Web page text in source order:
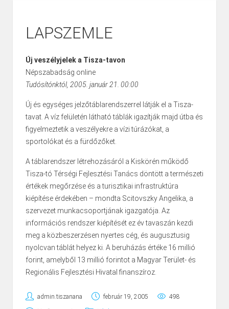
LAPSZEMLE
Új veszélyjelek a Tisza-tavon
Népszabadság online
Tudósítónktól, 2005. január 21. 00:00
Új és egységes jelzőtáblarendszerrel látják el a Tisza-
tavat. A víz felületén látható táblák igazítják majd útba és
figyelmeztetik a veszélyekre a vízi túrázókat, a
sportolókat és a fürdőzőket.
A táblarendszer létrehozásáról a Kiskörén működő
Tisza-tó Térségi Fejlesztési Tanács döntött a természeti
értékek megőrzése és a turisztikai infrastruktúra
kiépítése érdekében – mondta Scitovszky Angelika, a
szervezet munkacsoportjának igazgatója. Az
információs rendszer kiépítését ez év tavaszán kezdi
meg a közbeszerzésen nyertes cég, és augusztusig
nyolcvan táblát helyez ki. A beruházás értéke 16 millió
forint, amelyből 13 millió forintot a Magyar Terület- és
Regionális Fejlesztési Hivatal finanszíroz.
admin.tiszanana február 19, 2005 498